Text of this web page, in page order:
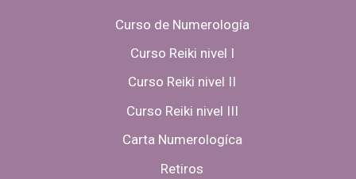
Curso de Numerología
Curso Reiki nivel I
Curso Reiki nivel II
Curso Reiki nivel III
Carta Numerologíca
Retiros